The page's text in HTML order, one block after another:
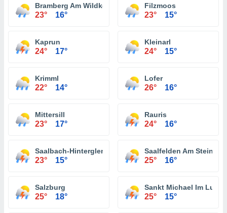
Bramberg Am Wildkogel
23° 16°
Filzmoos
23° 15°
Kaprun
24° 17°
Kleinarl
24° 15°
Krimml
22° 14°
Lofer
26° 16°
Mittersill
23° 17°
Rauris
24° 16°
Saalbach-Hinterglemm
23° 15°
Saalfelden Am
25° 16°
Salzburg
25° 18°
Sankt Michael Im
25° 15°